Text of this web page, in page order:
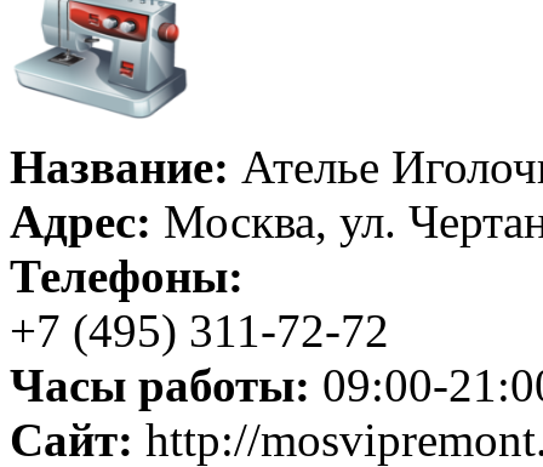
Название: Ателье
Адрес: Москва, ул.
Телефоны:
+7 (495) 311-72-72
Часы работы: 09:00-
Сайт: http://